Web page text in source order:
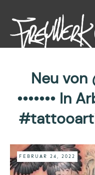
Neu von
••••••• In
FEBRUAR 24, 2022